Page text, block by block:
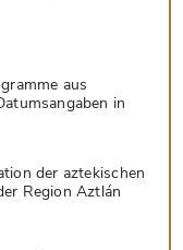
aus
in
der aztekischen
Region Aztlán